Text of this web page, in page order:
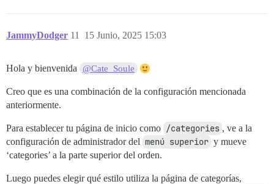
JammyDodger 15 Junio, 2025 15:03
11
Hola y bienvenida @Cate_Soule
Creo que es una combinación de la configuración mencionada
anteriormente.
Para establecer tu página de inicio como /categories , ve a la
configuración de administrador del menú superior y mueve
‘categories’ a la parte superior del orden.
Luego puedes elegir qué estilo utiliza la página de categorías,